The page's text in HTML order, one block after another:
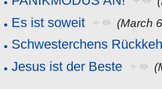
Es ist soweit + (March
Schwesterchens
Jesus ist der Beste +